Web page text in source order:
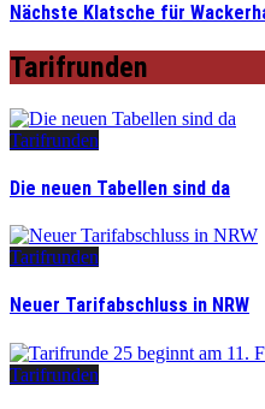
Nächste Klatsche für
Tarifrunden
Tarifrunden
Die neuen Tabellen sind da
Tarifrunden
Neuer Tarifabschluss in NRW
Tarifrunden